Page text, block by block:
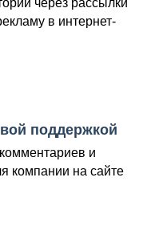
в интернет-
поддержкой
и
компании на сайте